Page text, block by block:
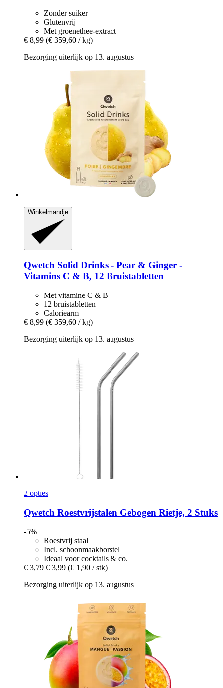
Zonder suiker
Glutenvrij
Met groenethee-extract
€ 8,99 (€ 359,60 / kg)
Bezorging uiterlijk op 13. augustus
Winkelmandje
Qwetch Solid Drinks -​ Pear & Ginger -​
Vitamins C & B, 12 Bruistabletten
Met vitamine C & B
12 bruistabletten
Caloriearm
€ 8,99 (€ 359,60 / kg)
Bezorging uiterlijk op 13. augustus
2 opties
Qwetch Roestvrijstalen Gebogen Rietje, 2 Stuks
-5%
Roestvrij staal
Incl. schoonmaakborstel
Ideaal voor cocktails & co.
€ 3,79 € 3,99 (€ 1,90 / stk)
Bezorging uiterlijk op 13. augustus